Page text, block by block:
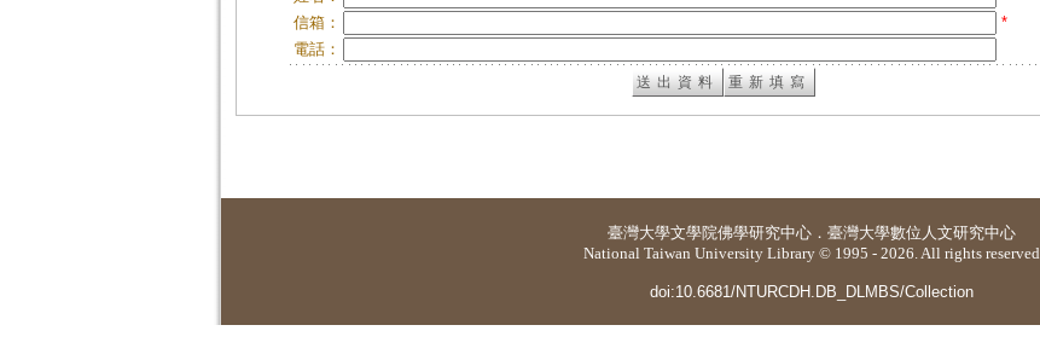
信箱：
*
電話：
臺灣大學文學院佛學研究中心 ． 臺灣大學數位人文研究中心
National Taiwan University Library © 1995 - 2026. All rights reserved
doi:10.6681/NTURCDH.DB_DLMBS/Collection